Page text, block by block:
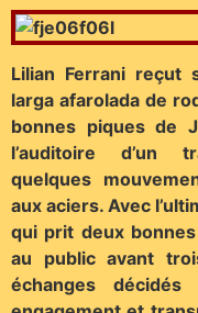
Lilian Ferrani reçut
larga afarolada de
bonnes piques de
l’auditoire d’un
quelques
aux aciers. Avec
qui prit deux
au public avant
échanges